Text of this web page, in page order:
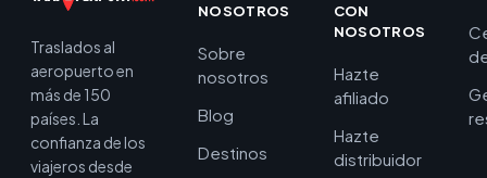
Traslados al
aeropuerto en
más de 150
países. La
confianza de los
viajeros desde
NOSOTROS
Sobre
nosotros
Blog
Destinos
CON
NOSOTROS
Hazte
afiliado
Hazte
distribuidor